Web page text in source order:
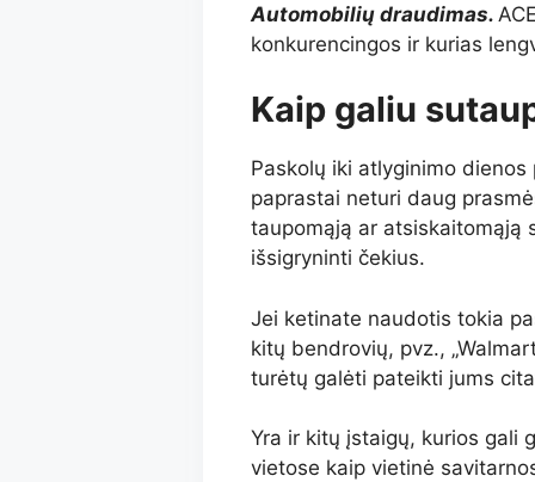
Automobilių draudimas.
konkurencingos ir kurias
Kaip galiu
Paskolų iki atlyginimo
paprastai neturi daug
taupomąją ar atsiskaitomąją
išsigryninti čekius.
Jei ketinate naudotis tokia
kitų bendrovių, pvz.,
turėtų galėti pateikti jums
Yra ir kitų įstaigų, kurios gali
vietose kaip vietinė